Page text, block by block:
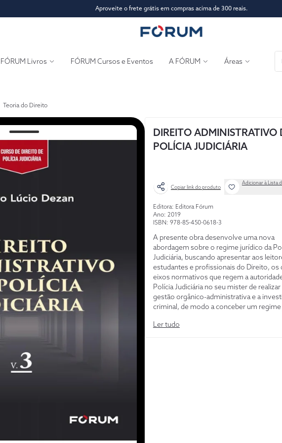
Aproveite o frete grátis em compras acima de 300 reais.
FÓRUM Livros FÓRUM Cursos e Eventos A FÓRUM Áreas
Teoria do Direito
DIREITO ADMINISTRATIVO
POLÍCIA JUDICIÁRIA
Copiar link do produto
Adicionar à Lista
Editora: Editora Fórum
Ano: 2019
ISBN: 978-85-450-0618-3
A presente obra desenvolve uma nova
abordagem sobre o regime jurídico da
Judiciária, buscando apresentar aos
estudantes e profissionais do Direito, os
eixos normativos que regem a
Polícia Judiciária no seu mister de realizar
gestão orgânico-administrativa e a
criminal, de modo a conceber um
Judiciária. Identifica, assim, sob o
Ler tudo